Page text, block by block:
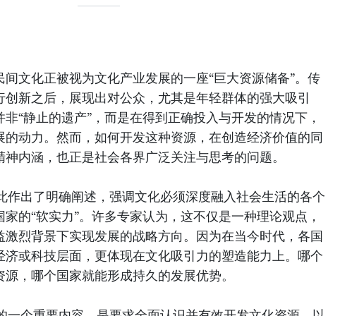
文化正被视为文化产业发展的一座“巨大资源储备”。传
新之后，展现出对公众，尤其是年轻群体的强大吸引
“静止的遗产”，而是在得到正确投入与开发的情况下，
动力。然而，如何开发这种资源，在创造经济价值的同
内涵，也正是社会各界广泛关注与思考的问题。
出了明确阐述，强调文化必须深度融入社会生活的各个
的“软实力”。许多专家认为，这不仅是一种理论观点，
激烈背景下实现发展的战略方向。因为在当今时代，各国
济或科技层面，更体现在文化吸引力的塑造能力上。哪个
，哪个国家就能形成持久的发展优势。